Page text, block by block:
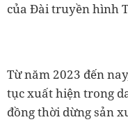
của Đài truyền hình
Từ năm 2023 đến
tục xuất hiện trong
đồng thời dừng sản